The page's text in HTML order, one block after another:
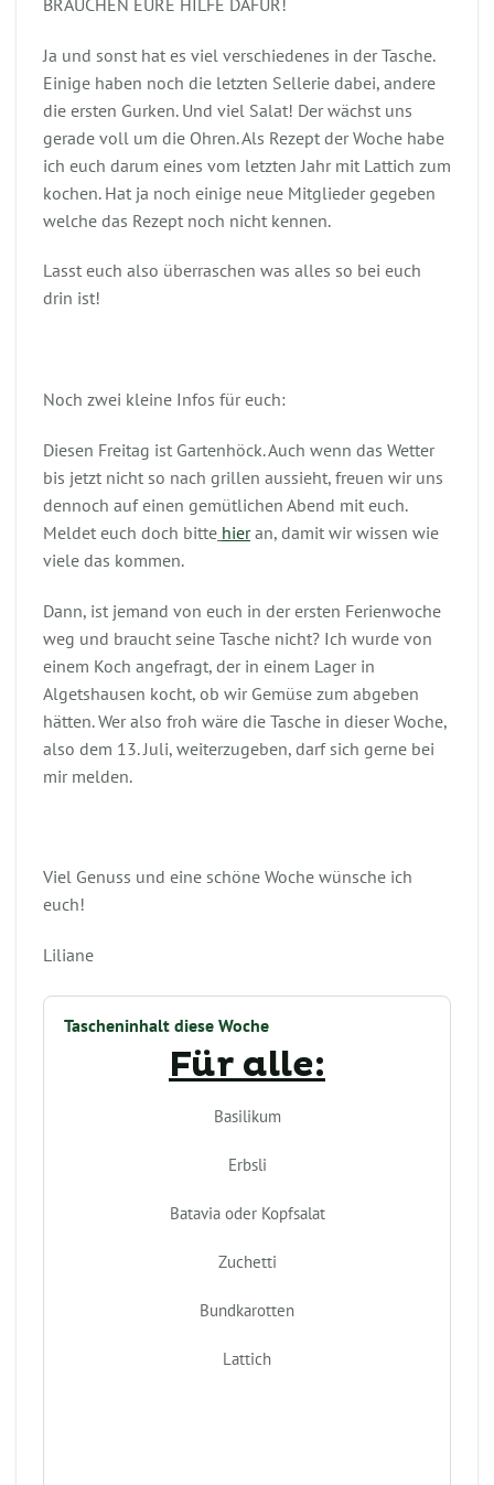
Ja und sonst hat es viel verschiedenes in der Tasche.
Einige haben noch die letzten Sellerie dabei, andere
die ersten Gurken. Und viel Salat! Der wächst uns
gerade voll um die Ohren. Als Rezept der Woche habe
ich euch darum eines vom letzten Jahr mit Lattich zum
kochen. Hat ja noch einige neue Mitglieder gegeben
welche das Rezept noch nicht kennen.
Lasst euch also überraschen was alles so bei euch
drin ist!
Noch zwei kleine Infos für euch:
Diesen Freitag ist Gartenhöck. Auch wenn das Wetter
bis jetzt nicht so nach grillen aussieht, freuen wir uns
dennoch auf einen gemütlichen Abend mit euch.
Meldet euch doch bitte hieran, damit wir wissen wie
viele das kommen.
Dann, ist jemand von euch in der ersten Ferienwoche
weg und braucht seine Tasche nicht? Ich wurde von
einem Koch angefragt, der in einem Lager in
Algetshausen kocht, ob wir Gemüse zum abgeben
hätten. Wer also froh wäre die Tasche in dieser Woche,
also dem 13. Juli, weiterzugeben, darf sich gerne bei
mir melden.
Viel Genuss und eine schöne Woche wünsche ich
euch!
Liliane
Tascheninhalt diese Woche
Für alle:
Basilikum
Erbsli
Batavia oder Kopfsalat
Zuchetti
Bundkarotten
Lattich